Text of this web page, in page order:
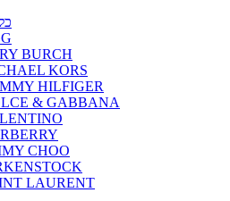
BURCH
KORS
HILFIGER
& GABBANA
CHOO
LAURENT